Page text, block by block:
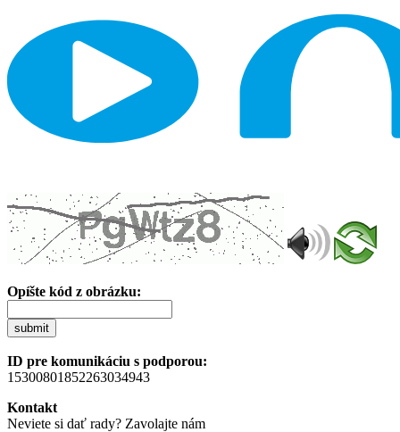
Opíšte kód z obrázku:
submit
ID pre komunikáciu s podporou:
15300801852263034943
Kontakt
Neviete si dať rady? Zavolajte nám